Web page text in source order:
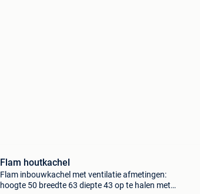
Flam houtkachel
Flam inbouwkachel met ventilatie afmetingen:
hoogte 50 breedte 63 diepte 43 op te halen met